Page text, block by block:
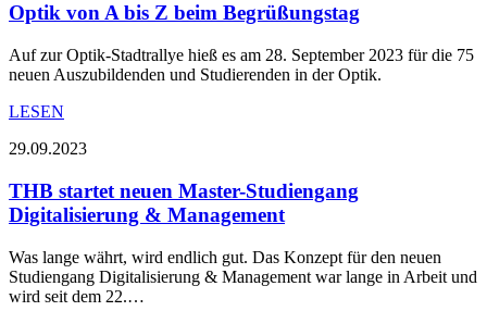
Optik von A bis Z beim Begrüßungstag
Auf zur Optik-Stadtrallye hieß es am 28. September 2023 für die 75
neuen Auszubildenden und Studierenden in der Optik.
LESEN
29.09.2023
THB startet neuen Master-Studiengang
Digitalisierung & Management
Was lange währt, wird endlich gut. Das Konzept für den neuen
Studiengang Digitalisierung & Management war lange in Arbeit und
wird seit dem 22.…